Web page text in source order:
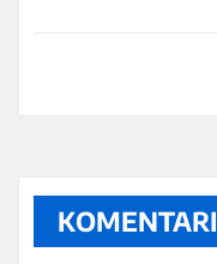
KOMENTARI